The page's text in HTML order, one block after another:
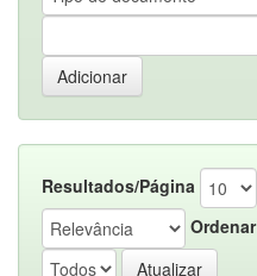
Resultados/Página
Ordenar